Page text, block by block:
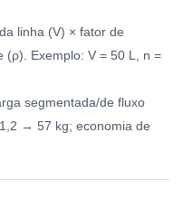
linha (V) × fator de
(ρ). Exemplo: V = 50 L, n =
segmentada/de fluxo
→ 57 kg; economia de